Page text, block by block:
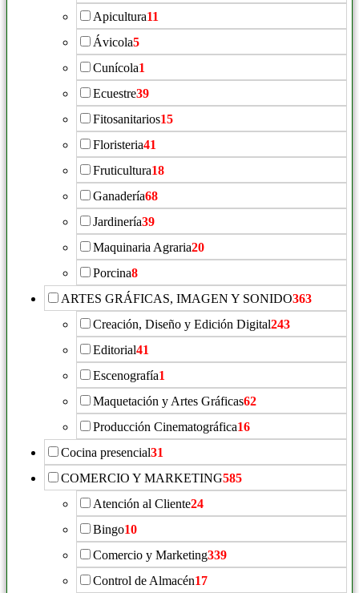
Apicultura11
Ávicola5
Cunícola1
Ecuestre39
Fitosanitarios15
Floristeria41
Fruticultura18
Ganadería68
Jardinería39
Maquinaria Agraria20
Porcina8
ARTES GRÁFICAS, IMAGEN Y SONIDO363
Creación, Diseño y Edición Digital243
Editorial41
Escenografía1
Maquetación y Artes Gráficas62
Producción Cinematográfica16
Cocina presencial31
COMERCIO Y MARKETING585
Atención al Cliente24
Bingo10
Comercio y Marketing339
Control de Almacén17